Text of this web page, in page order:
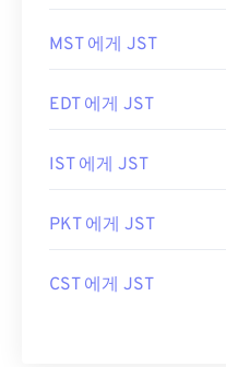
MST 에게 JST
EDT 에게 JST
IST 에게 JST
PKT 에게 JST
CST 에게 JST